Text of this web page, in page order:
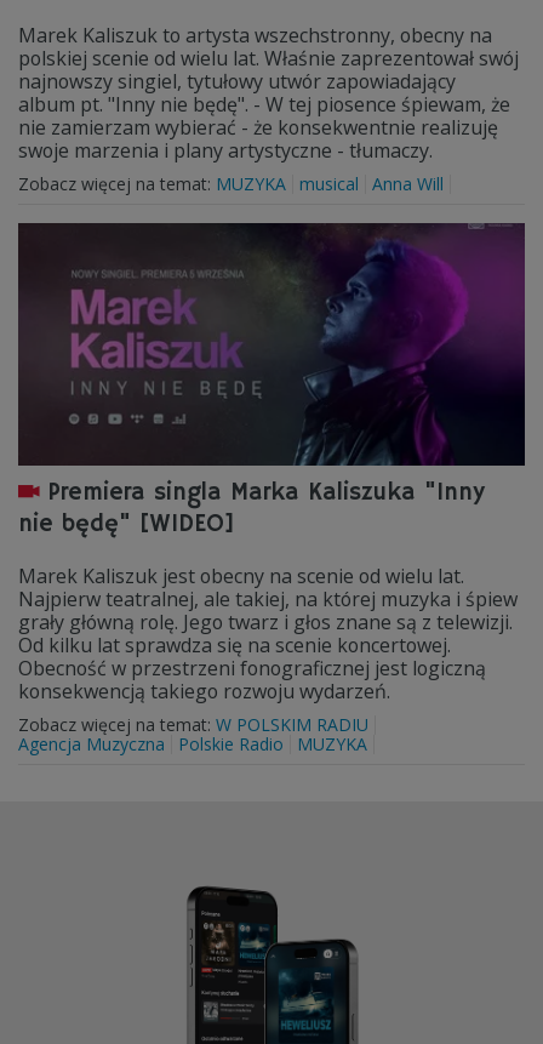
Marek Kaliszuk to artysta wszechstronny, obecny na
polskiej scenie od wielu lat. Właśnie zaprezentował swój
najnowszy singiel, tytułowy utwór zapowiadający
album pt. "Inny nie będę". - W tej piosence śpiewam, że
nie zamierzam wybierać - że konsekwentnie realizuję
swoje marzenia i plany artystyczne - tłumaczy.
Zobacz więcej na temat: MUZYKA musical Anna Will
Premiera singla Marka Kaliszuka "Inny
nie będę" [WIDEO]
Marek Kaliszuk jest obecny na scenie od wielu lat.
Najpierw teatralnej, ale takiej, na której muzyka i śpiew
grały główną rolę. Jego twarz i głos znane są z telewizji.
Od kilku lat sprawdza się na scenie koncertowej.
Obecność w przestrzeni fonograficznej jest logiczną
konsekwencją takiego rozwoju wydarzeń.
Zobacz więcej na temat: W POLSKIM RADIU
Agencja Muzyczna
Polskie Radio MUZYKA